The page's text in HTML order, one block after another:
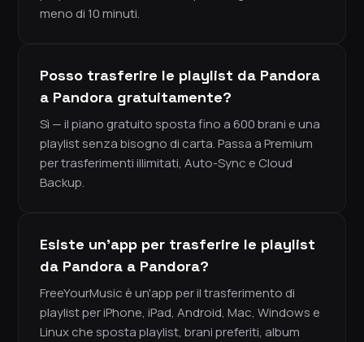
meno di 10 minuti.
Posso trasferire le playlist da Pandora
a Pandora gratuitamente?
Sì — il piano gratuito sposta fino a 600 brani e una
playlist senza bisogno di carta. Passa a Premium
per trasferimenti illimitati, Auto-Sync e Cloud
Backup.
Esiste un'app per trasferire le playlist
da Pandora a Pandora?
FreeYourMusic è un'app per il trasferimento di
playlist per iPhone, iPad, Android, Mac, Windows e
Linux che sposta playlist, brani preferiti, album